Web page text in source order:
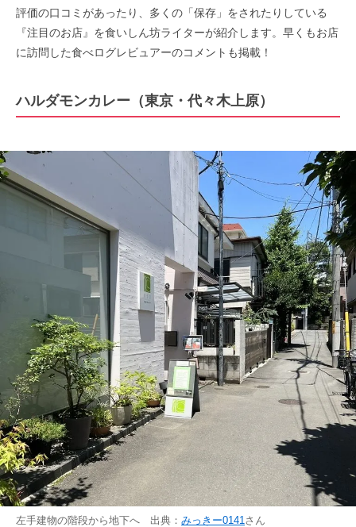
評価の口コミがあったり、多くの「保存」をされたりしている
『注目のお店』を食いしん坊ライターが紹介します。早くもお店
に訪問した食べログレビュアーのコメントも掲載！
ハルダモンカレー（東京・代々木上原）
左手建物の階段から地下へ 出典： みっきー0141 さん